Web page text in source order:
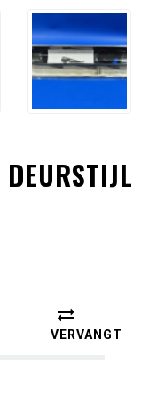
DEURSTIJL
VERVANGT